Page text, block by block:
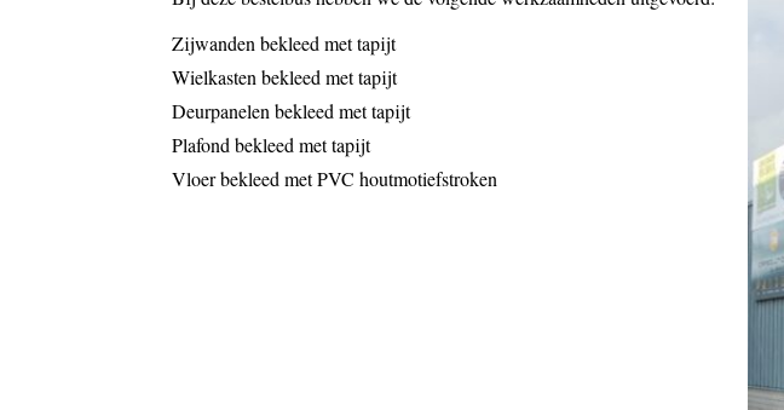
Zijwanden bekleed met tapijt
Wielkasten bekleed met tapijt
Deurpanelen bekleed met tapijt
Plafond bekleed met tapijt
Vloer bekleed met PVC houtmotiefstroken